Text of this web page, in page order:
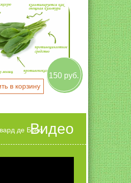
150 руб.
в корзину
Видео
де Боно